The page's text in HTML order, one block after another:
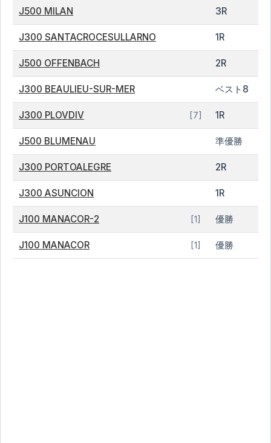
J500 MILAN 3R
J300 SANTACROCESULLARNO 1R
J500 OFFENBACH 2R
J300 BEAULIEU-SUR-MER ベスト8
J300 PLOVDIV [7] 1R
J500 BLUMENAU 準優勝
J300 PORTOALEGRE 2R
J300 ASUNCION 1R
J100 MANACOR-2 [1] 優勝
J100 MANACOR [1] 優勝